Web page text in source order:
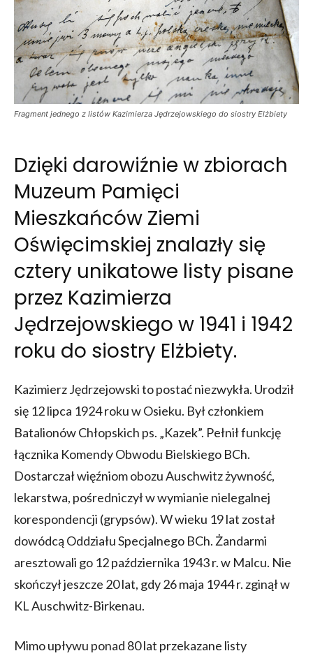
Fragment jednego z listów Kazimierza Jędrzejowskiego do siostry Elżbiety
Dzięki darowiźnie w zbiorach
Muzeum Pamięci
Mieszkańców Ziemi
Oświęcimskiej znalazły się
cztery unikatowe listy pisane
przez Kazimierza
Jędrzejowskiego w 1941 i 1942
roku do siostry Elżbiety.
Kazimierz Jędrzejowski to postać niezwykła. Urodził
się 12 lipca 1924 roku w Osieku. Był członkiem
Batalionów Chłopskich ps. „Kazek”. Pełnił funkcję
łącznika Komendy Obwodu Bielskiego BCh.
Dostarczał więźniom obozu Auschwitz żywność,
lekarstwa, pośredniczył w wymianie nielegalnej
korespondencji (grypsów). W wieku 19 lat został
dowódcą Oddziału Specjalnego BCh. Żandarmi
aresztowali go 12 października 1943 r. w Malcu. Nie
skończył jeszcze 20 lat, gdy 26 maja 1944 r. zginął w
KL Auschwitz-Birkenau.
Mimo upływu ponad 80 lat przekazane listy